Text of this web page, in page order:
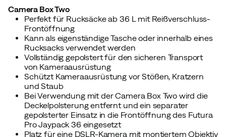
Camera Box Two
Perfekt für Rucksäcke ab 36 L mit Reißverschluss-
Frontöffnung
Kann als eigenständige Tasche oder innerhalb eines
Rucksacks verwendet werden
Vollständig gepolstert für den sicheren Transport
von Kameraausrüstung
Schützt Kameraausrüstung vor Stößen, Kratzern
und Staub
Bei Verwendung mit der Camera Box Two wird die
Deckelpolsterung entfernt und ein separater
gepolsterter Einsatz in die Frontöffnung des Futura
Pro Jaypack 36 eingesetzt
Platz für eine DSLR-Kamera mit montiertem Objektiv